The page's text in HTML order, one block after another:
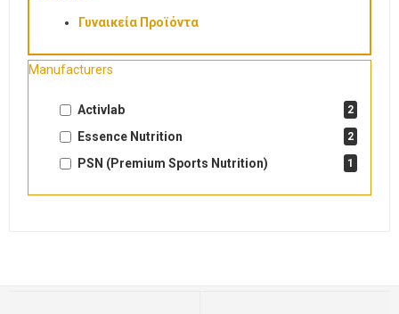
Γυναικεία Προϊόντα
Manufacturers
Activlab 2
Essence Nutrition 2
PSN (Premium Sports Nutrition) 1